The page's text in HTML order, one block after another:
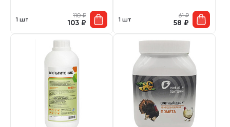
1 шт
110₽
103 ₽ 1 шт
61₽
58 ₽